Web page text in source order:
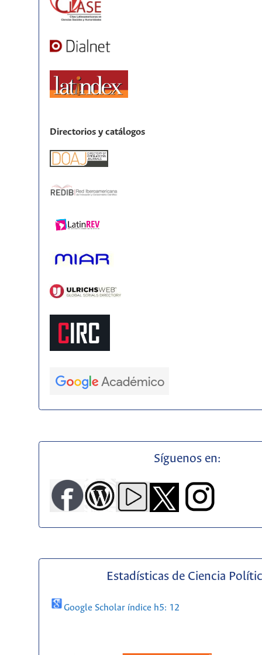
Directorios y catálogos
Síguenos en:
Estadísticas de Ciencia
Google Scholar índice h5: 12